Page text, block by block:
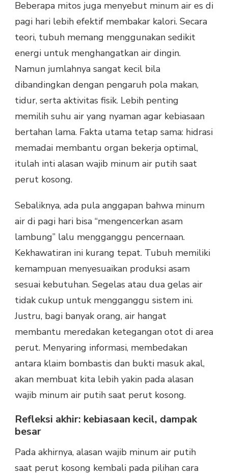
Beberapa mitos juga menyebut minum air es di
pagi hari lebih efektif membakar kalori. Secara
teori, tubuh memang menggunakan sedikit
energi untuk menghangatkan air dingin.
Namun jumlahnya sangat kecil bila
dibandingkan dengan pengaruh pola makan,
tidur, serta aktivitas fisik. Lebih penting
memilih suhu air yang nyaman agar kebiasaan
bertahan lama. Fakta utama tetap sama: hidrasi
memadai membantu organ bekerja optimal,
itulah inti alasan wajib minum air putih saat
perut kosong.
Sebaliknya, ada pula anggapan bahwa minum
air di pagi hari bisa “mengencerkan asam
lambung” lalu mengganggu pencernaan.
Kekhawatiran ini kurang tepat. Tubuh memiliki
kemampuan menyesuaikan produksi asam
sesuai kebutuhan. Segelas atau dua gelas air
tidak cukup untuk mengganggu sistem ini.
Justru, bagi banyak orang, air hangat
membantu meredakan ketegangan otot di area
perut. Menyaring informasi, membedakan
antara klaim bombastis dan bukti masuk akal,
akan membuat kita lebih yakin pada alasan
wajib minum air putih saat perut kosong.
Refleksi akhir: kebiasaan kecil, dampak
besar
Pada akhirnya, alasan wajib minum air putih
saat perut kosong kembali pada pilihan cara